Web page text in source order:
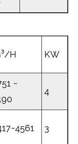
H KW
~
4
3